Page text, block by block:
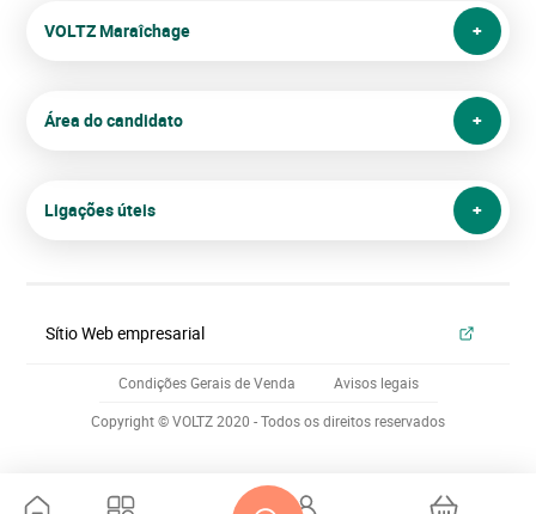
VOLTZ Maraîchage
Área do candidato
Ligações úteis
Sítio Web empresarial
Copyright © VOLTZ 2020 - Todos os direitos reservados
Condições Gerais de Venda Avisos legais